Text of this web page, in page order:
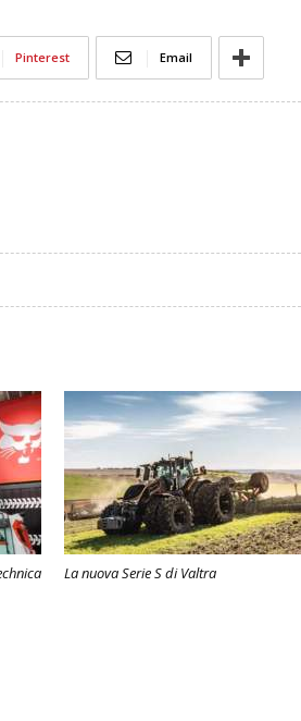
Pinterest Email
La nuova Serie S di Valtra